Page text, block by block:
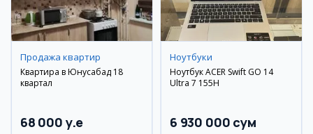
Продажа квартир
Квартира в Юнусабад 18
квартал
68 000 y.e
Ноутбуки
Ноутбук ACER Swift GO 14
Ultra 7 155H
6 930 000 сум